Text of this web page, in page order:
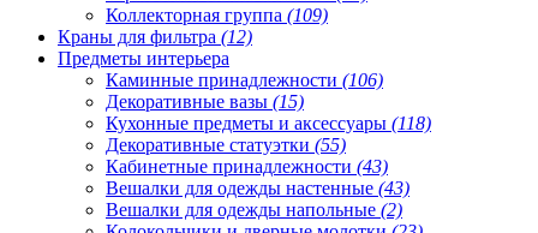
Коллекторная группа (109)
Краны для фильтра (12)
Предметы интерьера
Каминные принадлежности (106)
Декоративные вазы (15)
Кухонные предметы и аксессуары (118)
Декоративные статуэтки (55)
Кабинетные принадлежности (43)
Вешалки для одежды настенные (43)
Вешалки для одежды напольные (2)